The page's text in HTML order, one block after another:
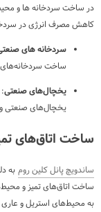
در ساخت سردخانه ها و
کاهش مصرف انرژی در
سردخانه های
ساخت
یخچال‌های صنعتی:
یخچال‌های صنعتی و
ساخت اتاق‌های
ساندویچ پانل کلین روم به
ساخت اتاق‌های تمیز و
به محیط‌های استریل و عاری